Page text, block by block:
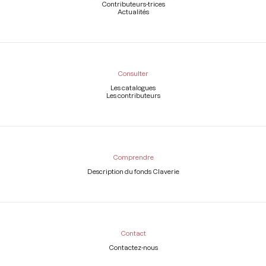
Contributeurs-trices
Actualités
Consulter
Les catalogues
Les contributeurs
Comprendre
Description du fonds Claverie
Contact
Contactez-nous